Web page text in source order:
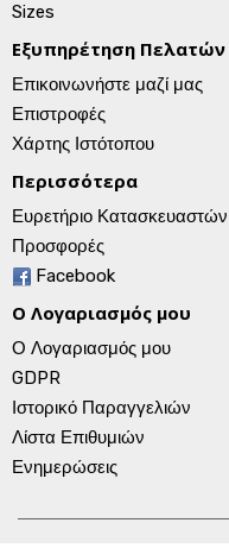
Sizes
Εξυπηρέτηση Πελατών
Επικοινωνήστε μαζί μας
Επιστροφές
Χάρτης Ιστότοπου
Περισσότερα
Ευρετήριο Κατασκευαστών
Προσφορές
Facebook
Ο Λογαριασμός μου
Ο Λογαριασμός μου
GDPR
Ιστορικό Παραγγελιών
Λίστα Επιθυμιών
Ενημερώσεις